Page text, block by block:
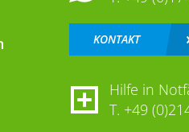
KONTAKT
Hilfe in
T. +49